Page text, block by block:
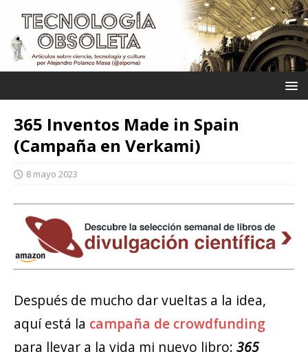
365 Inventos Made in Spain
(Campaña en Verkami)
8 mayo 2023
Después de mucho dar vueltas a la idea,
aquí está la campaña de crowdfunding
para llevar a la vida mi nuevo libro: 365